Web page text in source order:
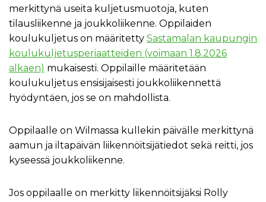
merkittynä useita kuljetusmuotoja, kuten
tilausliikenne ja joukkoliikenne. Oppilaiden
koulukuljetus on määritetty Sastamalan kaupungin
koulukuljetusperiaatteiden (voimaan 1.8.2026
alkaen) mukaisesti. Oppilaille määritetään
koulukuljetus ensisijaisesti joukkoliikennettä
hyödyntäen, jos se on mahdollista.
Oppilaalle on Wilmassa kullekin päivälle merkittynä
aamun ja iltapäivän liikennöitsijätiedot sekä reitti, jos
kyseessä joukkoliikenne.
Jos oppilaalle on merkitty liikennöitsijäksi Rolly